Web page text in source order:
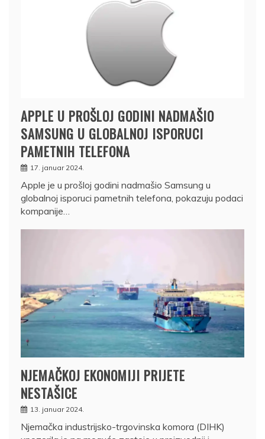
APPLE U PROŠLOJ GODINI NADMAŠIO
SAMSUNG U GLOBALNOJ ISPORUCI
PAMETNIH TELEFONA
17. januar 2024.
Apple je u prošloj godini nadmašio Samsung u
globalnoj isporuci pametnih telefona, pokazuju podaci
kompanije…
NJEMAČKOJ EKONOMIJI PRIJETE
NESTAŠICE
13. januar 2024.
Njemačka industrijsko-trgovinska komora (DIHK)